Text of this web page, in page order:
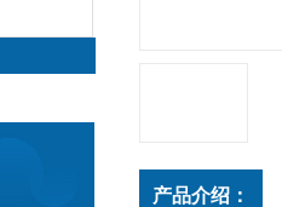
产品介绍：